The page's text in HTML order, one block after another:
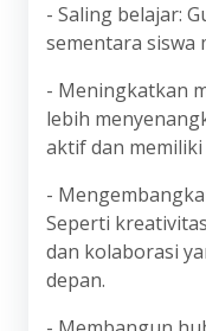
- Saling belajar:
sementara siswa
- Meningkatkan
lebih
aktif dan
-
Seperti
dan kolaborasi
depan.